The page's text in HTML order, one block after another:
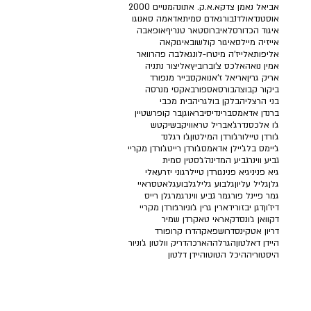
2000 מנוייםא.א.ק. אתונהאביאל נאמן צדק
אדאמה סאנוגואדם סמיתאולדנבורגאוסטנד
אופאבהאיברוסטאר טנריףאיגוד הכדורסל
איגוקאהאיגור קולשובאייזיה מיילס
אלבה פהרוואראלייז'ה מיטרו-לונגאליפות
אליצור נתניהאלכס צ'וברוביץאמין נואה
אקסבייר מנפורדאריאל ז'אנואריק גרין
באקסי מנרסהבורסאספורביקור קבוצה
בית מכביבלקן בולגריהבני הרצליה
בר קופרשטייןבראוגןברינדיסיברנדן אדאמס
בשיקטשג'אבריל טראוויקג'ו אלכסנדר
ג'ו רגלנדג'ורדן המילטוןג'ורדן טיילור
ג'ורדן מקרייג'ורדן רייטג'יילן אדאמסג'יימס בל
ג'סטין סמית'גביע המדינהגביע ווינר
גוני יזרעאליגורדן טיילרגיא פנינגיא פניני
גלאטסראייגלבועגלבוע גלילגליל עליוןגלן
גלן רייסגמרגמר גביע ווינרגמר פיינל פור
ג׳ורדן מקריידארין גרין ג'וניורדגן יבזורידיז'ון
דן שמירדקאראי טאקרדקוואן ג'ונס
דרו קרופורדדרושפאקהדריון אטקינס
דריק וולטון ג'וניורהארכההגרלההיידן דאלטון
היידן דלטוןהיכל הטוטוהיסטוריה